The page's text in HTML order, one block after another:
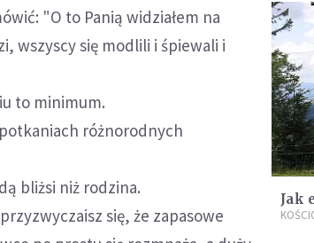
"O to Panią widziałem na
wszyscy się modlili i śpiewali i
to minimum.
różnorodnych
bliżsi niż rodzina.
się, że zapasowe
Jak